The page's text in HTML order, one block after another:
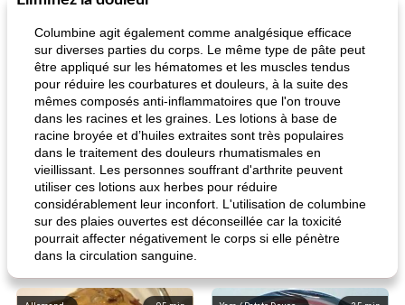
Columbine agit également comme analgésique efficace
sur diverses parties du corps. Le même type de pâte peut
être appliqué sur les hématomes et les muscles tendus
pour réduire les courbatures et douleurs, à la suite des
mêmes composés anti-inflammatoires que l'on trouve
dans les racines et les graines. Les lotions à base de
racine broyée et d’huiles extraites sont très populaires
dans le traitement des douleurs rhumatismales en
vieillissant. Les personnes souffrant d'arthrite peuvent
utiliser ces lotions aux herbes pour réduire
considérablement leur inconfort. L'utilisation de columbine
sur des plaies ouvertes est déconseillée car la toxicité
pourrait affecter négativement le corps si elle pénètre
dans la circulation sanguine.